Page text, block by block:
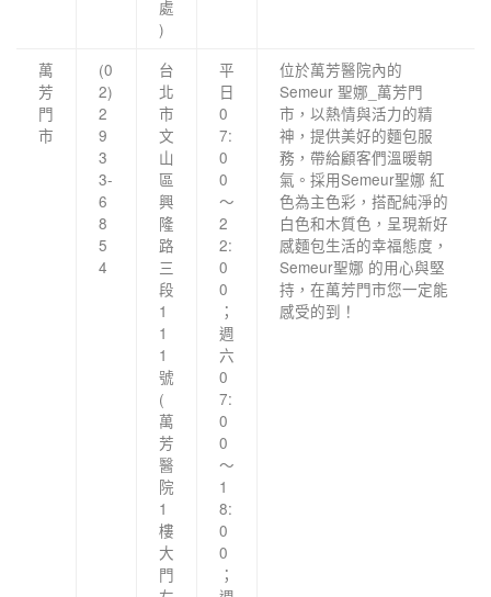
處
)
萬
芳
門
市
(0
2)
2
9
3
3-
6
8
5
4
台
北
市
文
山
區
興
隆
路
三
段
1
1
1
號
(
萬
芳
醫
院
1
樓
大
門
平
日
0
7:
0
0
～
2
2:
0
0
；
週
六
0
7:
0
0
～
1
8:
0
0
；
位於萬芳醫院內的
Semeur 聖娜_萬芳門
市，以熱情與活力的精
神，提供美好的麵包服
務，帶給顧客們溫暖朝
氣。採用Semeur聖娜 紅
色為主色彩，搭配純淨的
白色和木質色，呈現新好
感麵包生活的幸福態度，
Semeur聖娜 的用心與堅
持，在萬芳門市您一定能
感受的到！